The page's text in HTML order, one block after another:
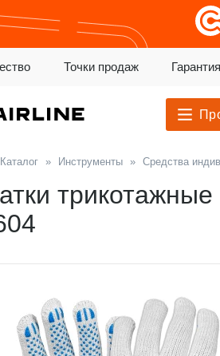
Точки продаж Гарантия
Каталог » Инструменты » Средства